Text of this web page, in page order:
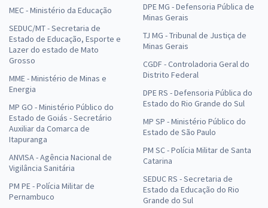
MEC - Ministério da Educação
SEDUC/MT - Secretaria de
Estado de Educação, Esporte e
Lazer do estado de Mato
Grosso
MME - Ministério de Minas e
Energia
MP GO - Ministério Público do
Estado de Goiás - Secretário
Auxiliar da Comarca de
Itapuranga
ANVISA - Agência Nacional de
Vigilância Sanitária
PM PE - Polícia Militar de
Pernambuco
DPE MG - Defensoria Pública de
Minas Gerais
TJ MG - Tribunal de Justiça de
Minas Gerais
CGDF - Controladoria Geral do
Distrito Federal
DPE RS - Defensoria Pública do
Estado do Rio Grande do Sul
MP SP - Ministério Público do
Estado de São Paulo
PM SC - Polícia Militar de Santa
Catarina
SEDUC RS - Secretaria de
Estado da Educação do Rio
Grande do Sul